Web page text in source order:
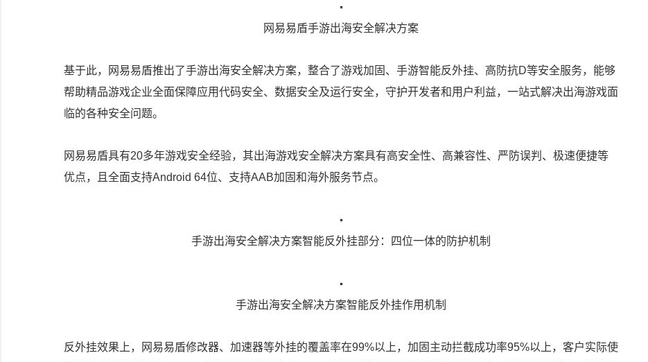
网易易盾手游出海安全解决方案
基于此，网易易盾推出了手游出海安全解决方案，整合了游戏加固、手游智能反外挂、高防抗D等安全服务，能够
帮助精品游戏企业全面保障应用代码安全、数据安全及运行安全，守护开发者和用户利益，一站式解决出海游戏面
临的各种安全问题。
网易易盾具有20多年游戏安全经验，其出海游戏安全解决方案具有高安全性、高兼容性、严防误判、极速便捷等
优点，且全面支持Android 64位、支持AAB加固和海外服务节点。
手游出海安全解决方案智能反外挂部分：四位一体的防护机制
手游出海安全解决方案智能反外挂作用机制
反外挂效果上，网易易盾修改器、加速器等外挂的覆盖率在99%以上，加固主动拦截成功率95%以上，客户实际使